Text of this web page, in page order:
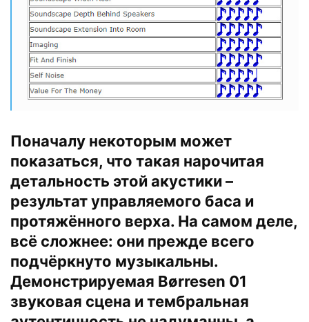
Поначалу некоторым может
показаться, что такая нарочитая
детальность этой акустики –
результат управляемого баса и
протяжённого верха. На самом деле,
всё сложнее: они прежде всего
подчёркнуто музыкальны.
Демонстрируемая Børresen 01
звуковая сцена и тембральная